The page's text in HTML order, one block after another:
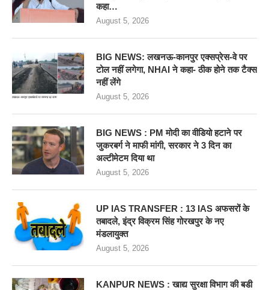
कहा…
August 5, 2026
BIG NEWS: लखनऊ-कानपुर एक्सप्रेस-वे पर
टोल नहीं लगेगा, NHAI ने कहा- ठीक होने तक टैक्स
नहीं लेंगे
August 5, 2026
BIG NEWS : PM मोदी का वीडियो हटाने पर
जुकरबर्ग ने माफी मांगी, सरकार ने 3 दिन का
अल्टीमेटम दिया था
August 5, 2026
UP IAS TRANSFER : 13 IAS अफसरों के
तबादले, इंद्र विक्रम सिंह गोरखपुर के नए
मंडलायुक्त
August 5, 2026
KANPUR NEWS : खाद्य सुरक्षा विभाग की बडी